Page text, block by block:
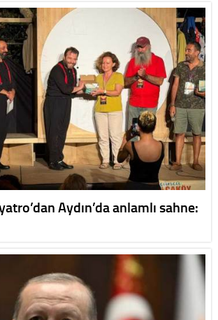
Aydın’da anlamlı sahne: